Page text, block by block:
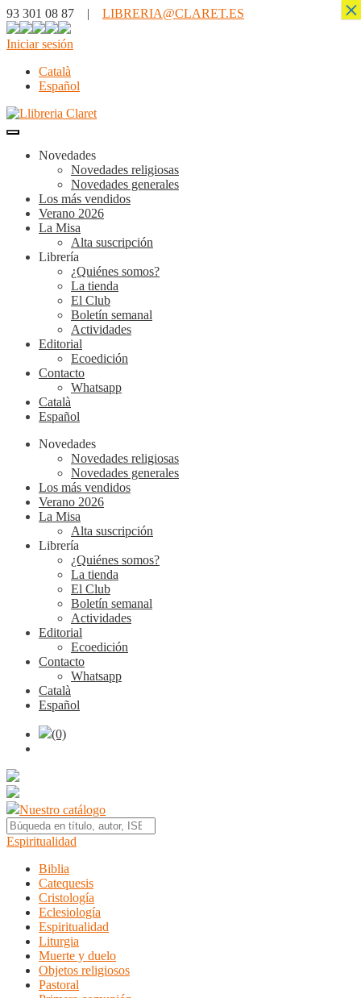
93 301 08 87 | LIBRERIA@CLARET.ES
Iniciar sesión
Català
Español
Novedades
Novedades religiosas
Novedades generales
Los más vendidos
Verano 2026
La Misa
Alta suscripción
Librería
¿Quiénes somos?
La tienda
El Club
Boletín semanal
Actividades
Editorial
Ecoedición
Contacto
Whatsapp
Català
Español
Novedades
Novedades religiosas
Novedades generales
Los más vendidos
Verano 2026
La Misa
Alta suscripción
Librería
¿Quiénes somos?
La tienda
El Club
Boletín semanal
Actividades
Editorial
Ecoedición
Contacto
Whatsapp
Català
Español
(0)
Nuestro catálogo
Espiritualidad
Biblia
Catequesis
Cristología
Eclesiología
Espiritualidad
Liturgia
Muerte y duelo
Objetos religiosos
Pastoral
×